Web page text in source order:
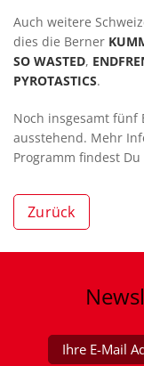
Auch weitere
dies die Berner
SO WASTED,
PYROTASTICS.
Noch insgesamt fünf
ausstehend. Mehr
Programm findest
Zurück